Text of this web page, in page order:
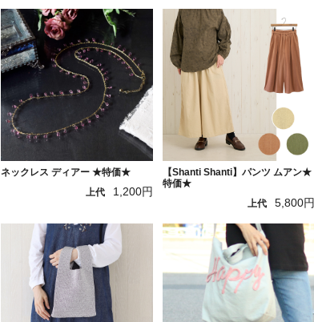
ネックレス ディアー ★特価★
上代
1,200円
【Shanti Shanti】パンツ ムアン★
特価★
上代
5,800円